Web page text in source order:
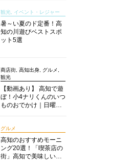
説！
観光, イベント・レジャー
暑～い夏のド定番！高
知の川遊びベストスポ
ット5選
商店街, 高知出身, グルメ,
観光
【動画あり】 高知で遊
ぼ！小4ナリくんのいつ
ものおでかけ｜日曜市
グルメ
高知のおすすめモーニ
ング20選！「喫茶店の
街」高知で美味しい喫